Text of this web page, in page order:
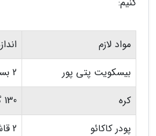
مواد لازم
بیسکویت پتی پور
2 بسته
کره
130 گرم
پودر کاکائو
2 قاشق غذا خوری